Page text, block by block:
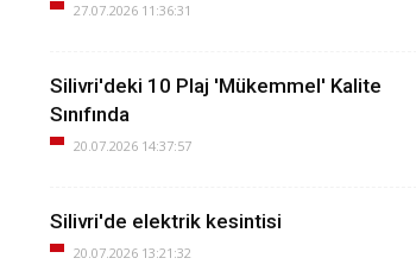
27.07.2026 11:36:31
Silivri'deki 10 Plaj 'Mükemmel' Kalite
Sınıfında
20.07.2026 14:37:57
Silivri'de elektrik kesintisi
20.07.2026 13:21:32